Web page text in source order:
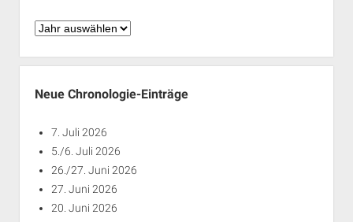
Chronologie
Jahren
Neue Chronologie-Einträge
7. Juli 2026
5./6. Juli 2026
26./27. Juni 2026
27. Juni 2026
20. Juni 2026